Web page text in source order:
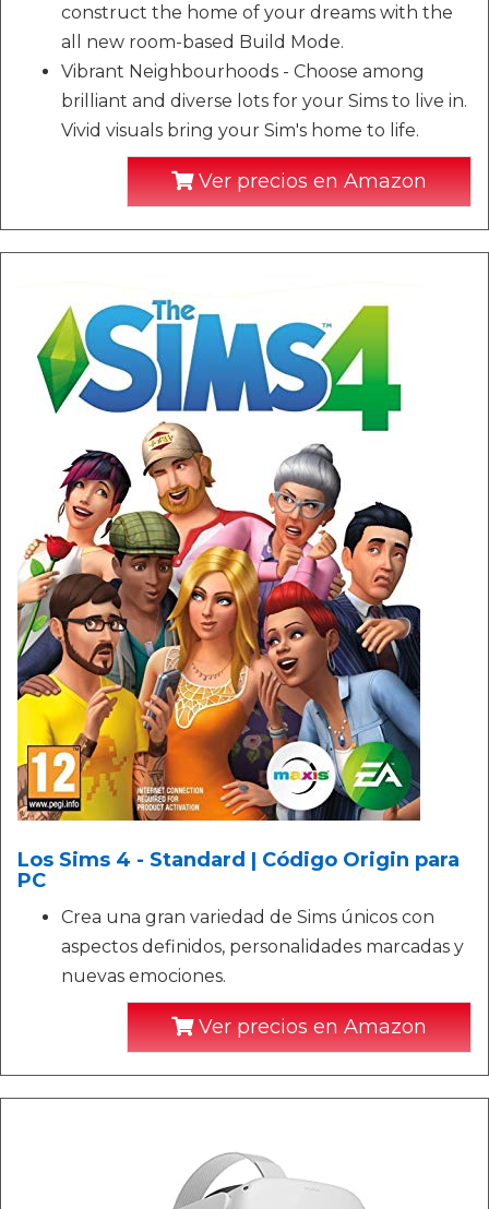
construct the home of your dreams with the
all new room-based Build Mode.
Vibrant Neighbourhoods - Choose among
brilliant and diverse lots for your Sims to live in.
Vivid visuals bring your Sim's home to life.
Ver precios en Amazon
Los Sims 4 - Standard | Código Origin para
PC
Crea una gran variedad de Sims únicos con
aspectos definidos, personalidades marcadas y
nuevas emociones.
Ver precios en Amazon